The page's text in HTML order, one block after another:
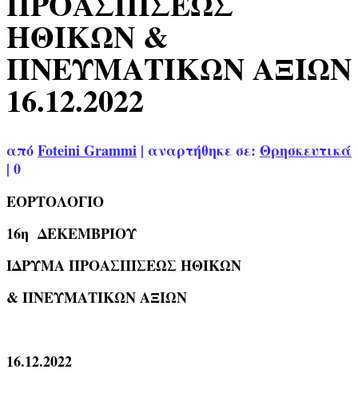
ΗΘΙΚΩΝ &
ΠΝΕΥΜΑΤΙΚΩΝ ΑΞΙΩΝ
16.12.2022
απόFoteini Grammi | αναρτήθηκε σε: Θρησκευτικά
| 0
ΕΟΡΤΟΛΟΓΙΟ
16η ΔΕΚΕΜΒΡΙΟΥ
ΙΔΡΥΜΑ ΠΡΟΑΣΠΙΣΕΩΣ ΗΘΙΚΩΝ
& ΠΝΕΥΜΑΤΙΚΩΝ ΑΞΙΩΝ
16.12.2022